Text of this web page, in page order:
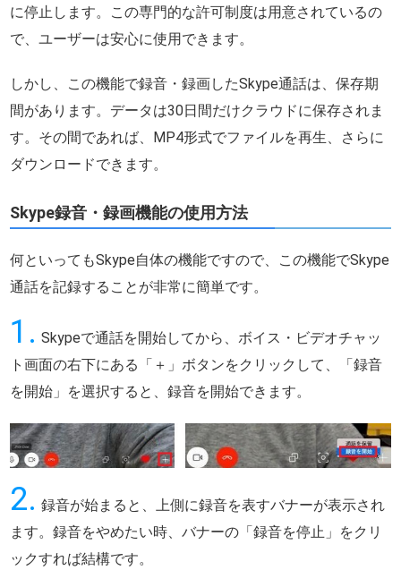
に停止します。この専門的な許可制度は用意されているの
で、ユーザーは安心に使用できます。
しかし、この機能で録音・録画したSkype通話は、保存期
間があります。データは30日間だけクラウドに保存されま
す。その間であれば、MP4形式でファイルを再生、さらに
ダウンロードできます。
Skype録音・録画機能の使用方法
何といってもSkype自体の機能ですので、この機能でSkype
通話を記録することが非常に簡単です。
1. Skypeで通話を開始してから、ボイス・ビデオチャッ
ト画面の右下にある「＋」ボタンをクリックして、「録音
を開始」を選択すると、録音を開始できます。
2. 録音が始まると、上側に録音を表すバナーが表示され
ます。録音をやめたい時、バナーの「録音を停止」をクリ
ックすれば結構です。